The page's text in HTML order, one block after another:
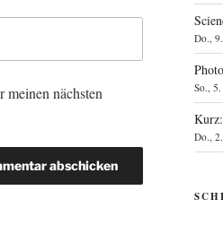
nächsten
Do.,
So.,
Do.,